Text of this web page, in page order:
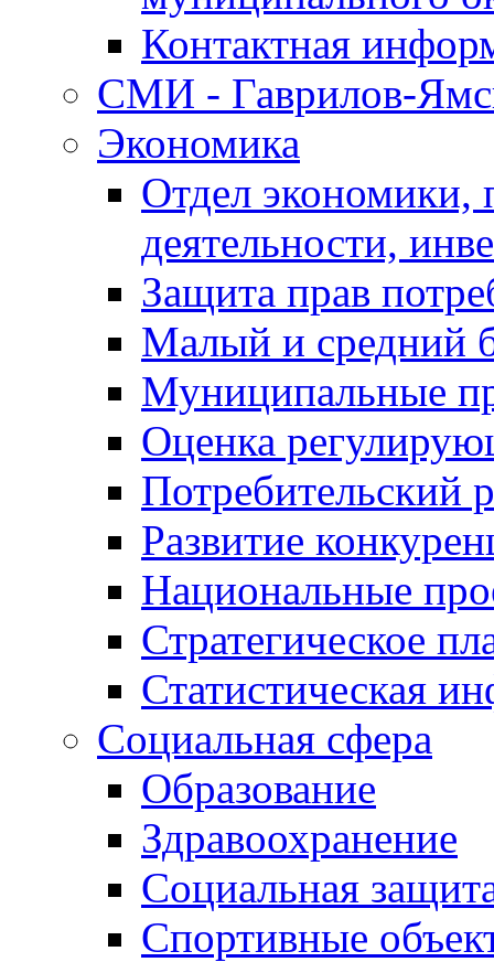
Контактная
СМИ - Гаврилов-
Экономика
Отдел экономики,
деятельности,
Защита прав
Малый и средний
Муниципальные
Оценка
Потребительский
Развитие
Национальные
Стратегическое
Статистическая
Социальная сфера
Образование
Здравоохранение
Социальная
Спортивные